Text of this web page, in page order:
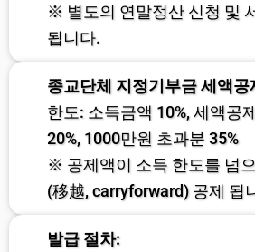
※ 별도의 연말정산 신청 및
됩니다.
종교단체 지정기부금 세액공
한도: 소득금액 10%, 세액공
20%, 1000만원 초과분 35%
※ 공제액이 소득 한도를 넘
(移越, carryforward) 공제 됩
발급 절차: